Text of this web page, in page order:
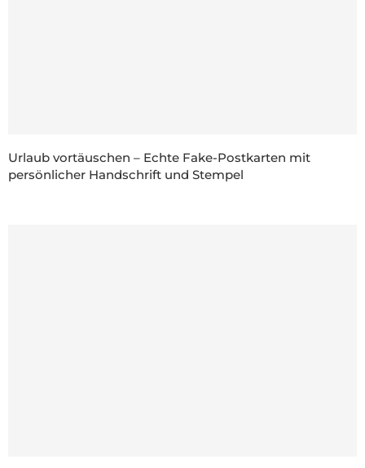
Urlaub vortäuschen – Echte Fake-Postkarten mit
persönlicher Handschrift und Stempel